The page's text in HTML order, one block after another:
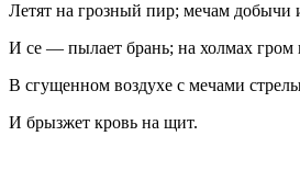
Летят на грозный пир; мечам добычи
И се — пылает брань; на холмах гром
В сгущенном воздухе с мечами
И брызжет кровь на щит.